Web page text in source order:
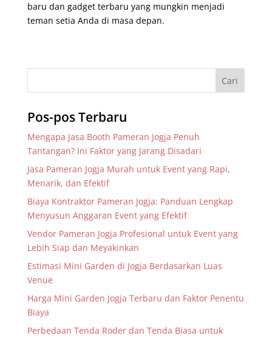
baru dan gadget terbaru yang mungkin menjadi
teman setia Anda di masa depan.
Pos-pos Terbaru
Mengapa Jasa Booth Pameran Jogja Penuh
Tantangan? Ini Faktor yang Jarang Disadari
Jasa Pameran Jogja Murah untuk Event yang Rapi,
Menarik, dan Efektif
Biaya Kontraktor Pameran Jogja: Panduan Lengkap
Menyusun Anggaran Event yang Efektif
Vendor Pameran Jogja Profesional untuk Event yang
Lebih Siap dan Meyakinkan
Estimasi Mini Garden di Jogja Berdasarkan Luas
Venue
Harga Mini Garden Jogja Terbaru dan Faktor Penentu
Biaya
Perbedaan Tenda Roder dan Tenda Biasa untuk